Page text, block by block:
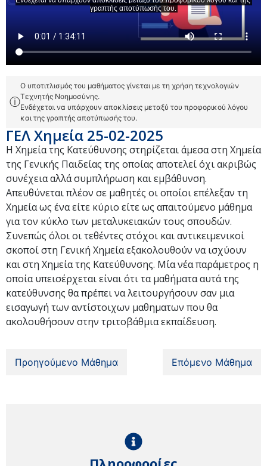
ⓘ
Ο υποτιτλισμός του μαθήματος γίνεται με τη χρήση τεχνολογιών
Τεχνητής Νοημοσύνης.
Ενδέχεται να υπάρχουν αποκλίσεις μεταξύ του προφορικού λόγου
και της γραπτής αποτύπωσής του.
ΓΕΛ Χημεία 25-02-2025
Η Χημεία της Κατεύθυνσης στηρίζεται άμεσα στη Χημεία
της Γενικής Παιδείας της οποίας αποτελεί όχι ακριβώς
συνέχεια αλλά συμπλήρωση και εμβάθυνση.
Απευθύνεται πλέον σε μαθητές οι οποίοι επέλεξαν τη
Χημεία ως ένα είτε κύριο είτε ως απαιτούμενο μάθημα
για τον κύκλο των μεταλυκειακών τους σπουδών.
Συνεπώς όλοι οι τεθέντες στόχοι και αντικειμενικοί
σκοποί στη Γενική Χημεία εξακολουθούν να ισχύουν
και στη Χημεία της Κατεύθυνσης. Μία νέα παράμετρος η
οποία υπεισέρχεται είναι ότι τα μαθήματα αυτά της
κατεύθυνσης θα πρέπει να λειτουργήσουν σαν μια
εισαγωγή των αντίστοιχων μαθηματων που θα
ακολουθήσουν στην τριτοβάθμια εκπαίδευση.
Προηγούμενο Μάθημα Επόμενο Μάθημα